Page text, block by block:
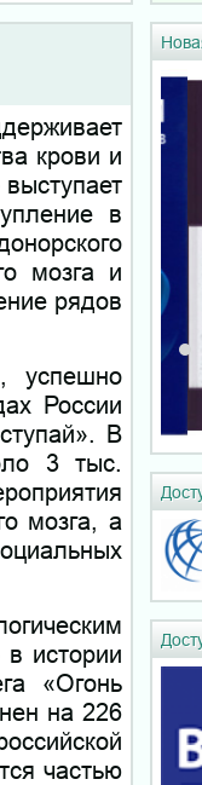
крови и
в
мозга и
рядов
успешно
России
В
3 тыс.
мозга, а
истории
«Огонь
на 226
частью